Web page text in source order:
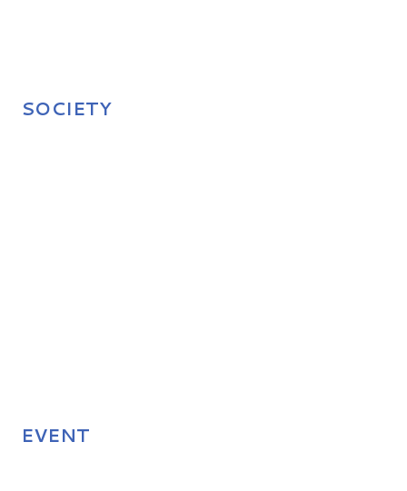
SOCIETY
EVENT